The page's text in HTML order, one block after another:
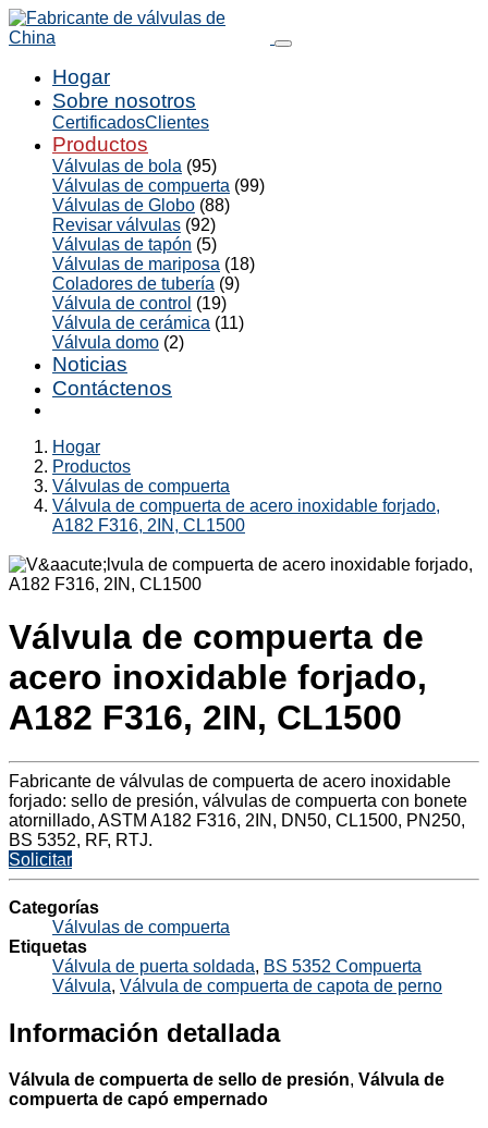
Hogar
Sobre nosotros
CertificadosClientes
Productos
Válvulas de bola (95)
Válvulas de compuerta (99)
Válvulas de Globo (88)
Revisar válvulas (92)
Válvulas de tapón (5)
Válvulas de mariposa (18)
Coladores de tubería (9)
Válvula de control (19)
Válvula de cerámica (11)
Válvula domo (2)
Noticias
Contáctenos
Hogar
Productos
Válvulas de compuerta
Válvula de compuerta de acero inoxidable forjado,
A182 F316, 2IN, CL1500
Válvula de compuerta de
acero inoxidable forjado,
A182 F316, 2IN, CL1500
Fabricante de válvulas de compuerta de acero inoxidable
forjado: sello de presión, válvulas de compuerta con bonete
atornillado, ASTM A182 F316, 2IN, DN50, CL1500, PN250,
BS 5352, RF, RTJ.
Solicitar
Categorías
Válvulas de compuerta
Etiquetas
Válvula de puerta soldada, BS 5352 Compuerta
Válvula, Válvula de compuerta de capota de perno
Información detallada
Válvula de compuerta de sello de presión, Válvula de
compuerta de capó empernado